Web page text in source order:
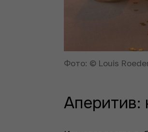
Фото: © Louis
Аперитив: